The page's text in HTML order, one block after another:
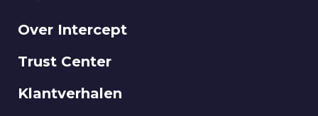
Over Intercept
Trust Center
Klantverhalen